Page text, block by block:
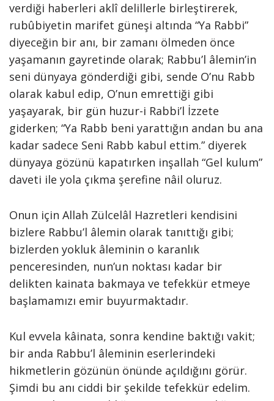
verdiği haberleri aklî delillerle birleştirerek,
rubûbiyetin marifet güneşi altında “Ya Rabbi”
diyeceğin bir anı, bir zamanı ölmeden önce
yaşamanın gayretinde olarak; Rabbu’l âlemin’in
seni dünyaya gönderdiği gibi, sende O’nu Rabb
olarak kabul edip, O’nun emrettiği gibi
yaşayarak, bir gün huzur-i Rabbi’l İzzete
giderken; “Ya Rabb beni yarattığın andan bu ana
kadar sadece Seni Rabb kabul ettim.” diyerek
dünyaya gözünü kapatırken inşallah “Gel kulum”
daveti ile yola çıkma şerefine nâil oluruz.
Onun için Allah Zülcelâl Hazretleri kendisini
bizlere Rabbu’l âlemin olarak tanıttığı gibi;
bizlerden yokluk âleminin o karanlık
penceresinden, nun’un noktası kadar bir
delikten kainata bakmaya ve tefekkür etmeye
başlamamızı emir buyurmaktadır.
Kul evvela kâinata, sonra kendine baktığı vakit;
bir anda Rabbu’l âleminin eserlerindeki
hikmetlerin gözünün önünde açıldığını görür.
Şimdi bu anı ciddi bir şekilde tefekkür edelim.